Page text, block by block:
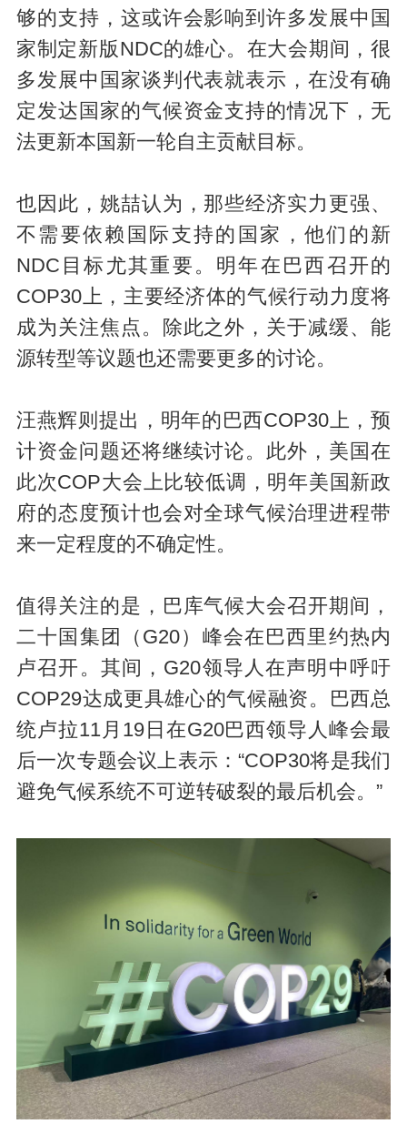
够的支持，这或许会影响到许多发展中国
家制定新版NDC的雄心。在大会期间，很
多发展中国家谈判代表就表示，在没有确
定发达国家的气候资金支持的情况下，无
法更新本国新一轮自主贡献目标。
也因此，姚喆认为，那些经济实力更强、
不需要依赖国际支持的国家，他们的新
NDC目标尤其重要。明年在巴西召开的
COP30上，主要经济体的气候行动力度将
成为关注焦点。除此之外，关于减缓、能
源转型等议题也还需要更多的讨论。
汪燕辉则提出，明年的巴西COP30上，预
计资金问题还将继续讨论。此外，美国在
此次COP大会上比较低调，明年美国新政
府的态度预计也会对全球气候治理进程带
来一定程度的不确定性。
值得关注的是，巴库气候大会召开期间，
二十国集团（G20）峰会在巴西里约热内
卢召开。其间，G20领导人在声明中呼吁
COP29达成更具雄心的气候融资。巴西总
统卢拉11月19日在G20巴西领导人峰会最
后一次专题会议上表示：“COP30将是我们
避免气候系统不可逆转破裂的最后机会。”